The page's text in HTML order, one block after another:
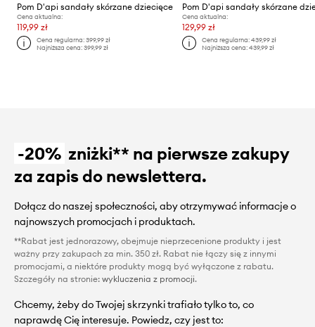
Pom D'api sandały skórzane dziecięce
Cena aktualna:
119,99 zł
Cena regularna:399,99 zł
Najniższa cena:399,99 zł
Pom D'api sandały skórzane
Cena aktualna:
129,99 zł
Cena regularna: 439,99 zł
Najniższa cena: 439,99 zł
-20% zniżki** na pierwsze zakupy
za zapis do newslettera.
Dołącz do naszej społeczności, aby otrzymywać informacje o
najnowszych promocjach i produktach.
**Rabat jest jednorazowy, obejmuje nieprzecenione produkty i jest
ważny przy zakupach za min. 350 zł. Rabat nie łączy się z innymi
promocjami, a niektóre produkty mogą być wyłączone z rabatu.
Szczegóły na stronie: wykluczenia z promocji.
Chcemy, żeby do Twojej skrzynki trafiało tylko to, co
naprawdę Cię interesuje. Powiedz, czy jest to: